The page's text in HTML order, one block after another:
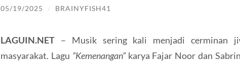
05/19/2025 / BRAINYFISH41
LAGUIN.NET– Musik sering kali menjadi cerminan
masyarakat. Lagu “Kemenangan”karya Fajar Noor dan